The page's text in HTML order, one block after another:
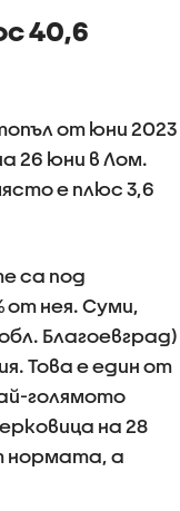
40,6
от юни 2023
26 юни в Лом.
e плюс 3,6
са под
от нея. Суми,
Благоевград)
Това е един от
голямото
на 28
нормата, а